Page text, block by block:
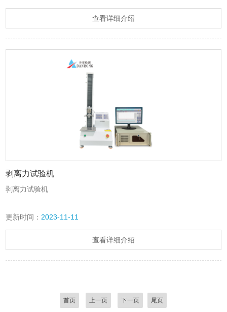
查看详细介绍
剥离力试验机
剥离力试验机
更新时间： 2023-11-11
查看详细介绍
首页 上一页 下一页 尾页